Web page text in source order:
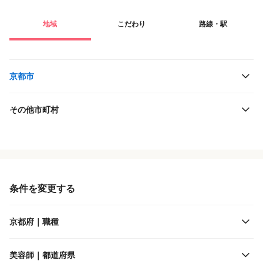
地域 こだわり 路線・駅
京都市
その他市町村
条件を変更する
京都府｜職種
美容師｜都道府県